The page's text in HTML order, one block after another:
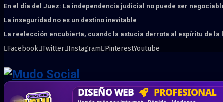
En el día del Juez: La independencia judicial no puede ser
La inseguridad no es un destino inevitable
La reelección encubierta, cuando la astucia derrota al espíritu de la
Facebook Twitter Instagram PinterestYoutube
HOSTING SSD SÚPER RÁPIDO
DISEÑO WEB PROFESIONAL
CRM & DASHBOARD A MEDIDA
CORREO CORPORATIVO